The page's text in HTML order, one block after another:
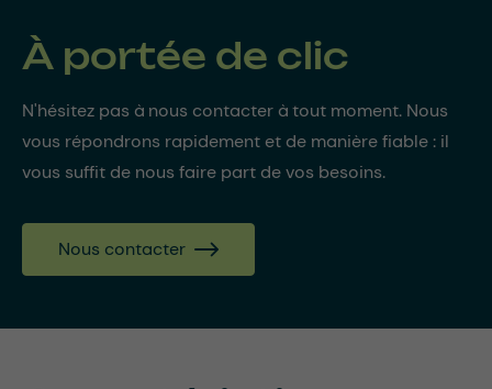
À portée de clic
N'hésitez pas à nous contacter à tout moment. Nous
vous répondrons rapidement et de manière fiable : il
vous suffit de nous faire part de vos besoins.
Nous contacter